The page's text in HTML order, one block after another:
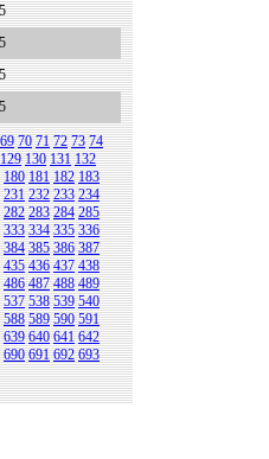
69 70 71 72 73 74
129 130 131 132
180 181 182 183
231 232 233 234
282 283 284 285
333 334 335 336
384 385 386 387
435 436 437 438
486 487 488 489
537 538 539 540
588 589 590 591
639 640 641 642
690 691 692 693